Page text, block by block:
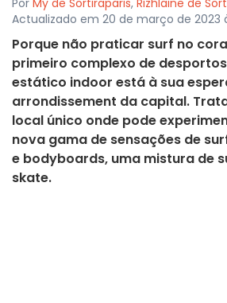
Por My de Sortiraparis, Rizhlaine de
Actualizado em 20 de março de 2023
Porque não praticar surf no
primeiro complexo de
estático indoor está à sua
arrondissement da capital.
local único onde pode
nova gama de sensações de
e bodyboards, uma mistura de
skate.